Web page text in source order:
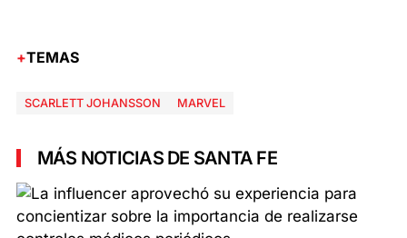
TEMAS
SCARLETT JOHANSSON MARVEL
MÁS NOTICIAS DE SANTA FE